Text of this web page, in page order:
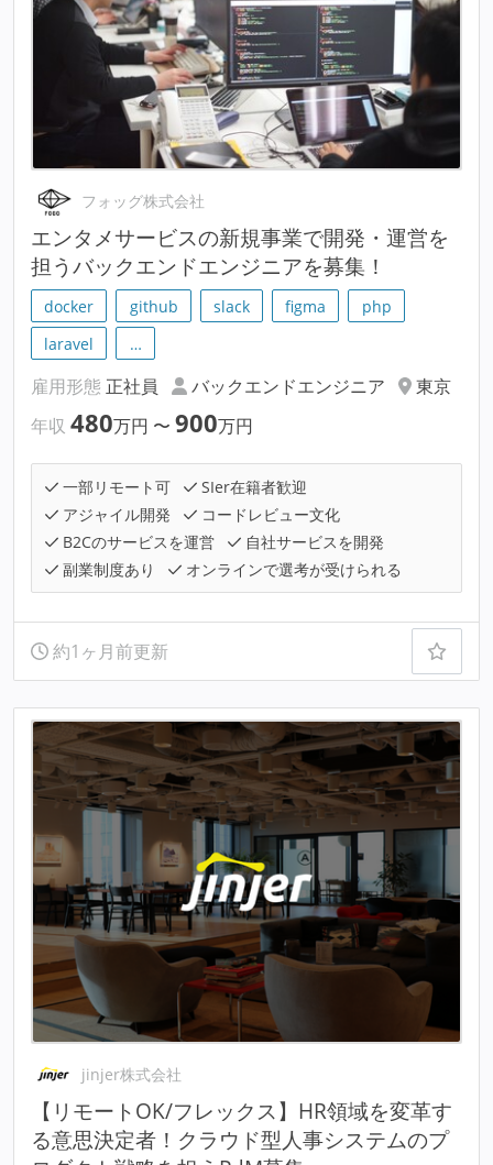
フォッグ株式会社
エンタメサービスの新規事業で開発・運営を
担うバックエンドエンジニアを募集！
docker github slack figma
php
laravel
…
雇用形態 正社員 バックエンドエンジニア
東京
年収 480万円 〜 900万円
一部リモート可
SIer在籍者歓迎
アジャイル開発
コードレビュー文化
B2Cのサービスを運営
自社サービスを開発
副業制度あり
オンラインで選考が受けられる
約1ヶ月前更新
jinjer株式会社
【リモートOK/フレックス】HR領域を変革す
る意思決定者！クラウド型人事システムのプ